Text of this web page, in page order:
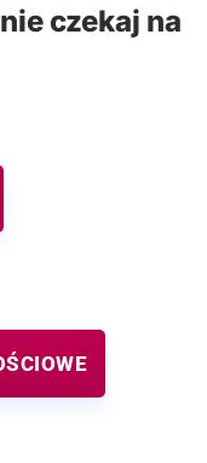
czekaj na